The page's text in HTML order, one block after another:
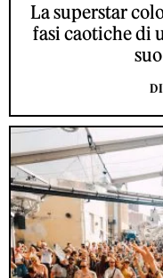
La superstar
fasi caotiche di